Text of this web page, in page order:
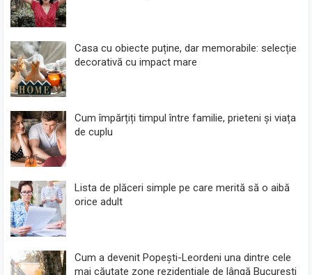
Casa cu obiecte puține, dar memorabile: selecție
decorativă cu impact mare
Cum împărțiți timpul între familie, prieteni și viața
de cuplu
Lista de plăceri simple pe care merită să o aibă
orice adult
Cum a devenit Popești-Leordeni una dintre cele
mai căutate zone rezidențiale de lângă București